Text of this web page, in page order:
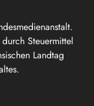
Steuermittel
Landtag